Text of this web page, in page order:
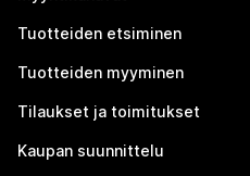
Tuotteiden etsiminen
Tuotteiden myyminen
Tilaukset ja toimitukset
Kaupan suunnittelu